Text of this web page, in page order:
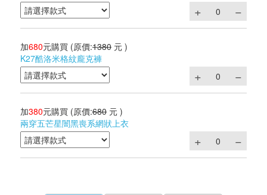
加680元購買 (原價:1380 元 )
K27酷洛米格紋龐克褲
加380元購買 (原價:680 元 )
兩穿五芒星闇黑喪系網狀上衣